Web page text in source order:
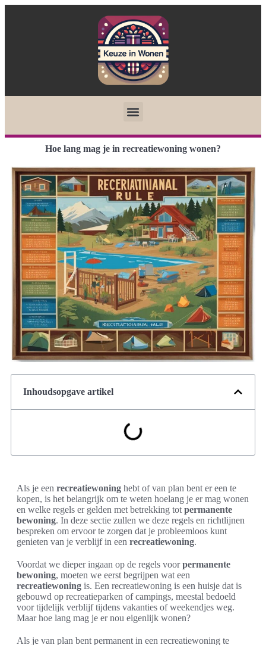
Hoe lang mag je in recreatiewoning wonen?
Inhoudsopgave artikel
Als je een recreatiewoning hebt of van plan bent er een te
kopen, is het belangrijk om te weten hoelang je er mag wonen
en welke regels er gelden met betrekking tot permanente
bewoning. In deze sectie zullen we deze regels en richtlijnen
bespreken om ervoor te zorgen dat je probleemloos kunt
genieten van je verblijf in een recreatiewoning.
Voordat we dieper ingaan op de regels voorpermanente
bewoning, moeten we eerst begrijpen wat een
recreatiewoning is. Een recreatiewoning is een huisje dat is
gebouwd op recreatieparken of campings, meestal bedoeld
voor tijdelijk verblijf tijdens vakanties of weekendjes weg.
Maar hoe lang mag je er nou eigenlijk wonen?
Als je van plan bent permanent in een recreatiewoning te